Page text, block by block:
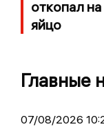
откопал
яйцо
Главные
07/08/2026